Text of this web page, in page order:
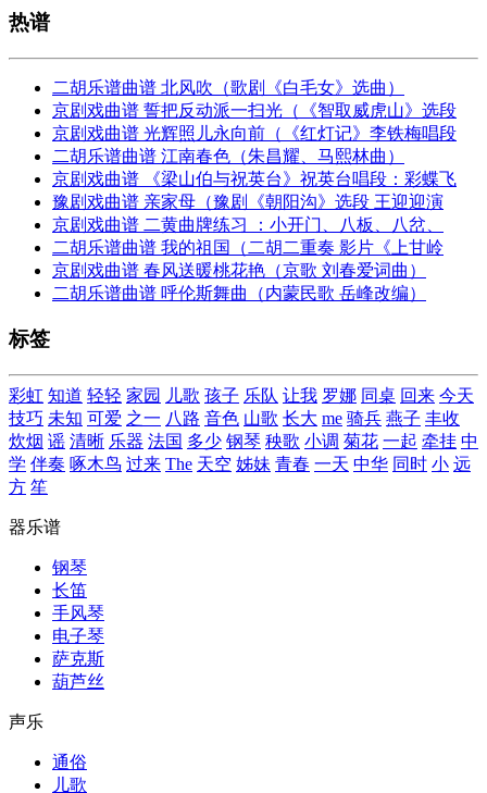
热谱
二胡乐谱曲谱 北风吹（歌剧《白毛女》选曲）
京剧戏曲谱 誓把反动派一扫光（《智取威虎山》选段
京剧戏曲谱 光辉照儿永向前（《红灯记》李铁梅唱段
二胡乐谱曲谱 江南春色（朱昌耀、马熙林曲）
京剧戏曲谱 《梁山伯与祝英台》祝英台唱段：彩蝶飞
豫剧戏曲谱 亲家母（豫剧《朝阳沟》选段 王迎迎演
京剧戏曲谱 二黄曲牌练习 ：小开门、八板、八岔、
二胡乐谱曲谱 我的祖国（二胡二重奏 影片《上甘岭
京剧戏曲谱 春风送暖桃花艳（京歌 刘春爱词曲）
二胡乐谱曲谱 呼伦斯舞曲（内蒙民歌 岳峰改编）
标签
彩虹 知道 轻轻 家园 儿歌 孩子 乐队 让我 罗娜 同桌 回来 今天
技巧 未知 可爱 之一 八路 音色 山歌 长大 me 骑兵 燕子 丰收
炊烟 谣 清晰 乐器 法国 多少 钢琴 秧歌 小调 菊花 一起 牵挂 中
学 伴奏 啄木鸟 过来 The 天空 姊妹 青春 一天 中华 同时 小 远
方 笙
器乐谱
钢琴
长笛
手风琴
电子琴
萨克斯
葫芦丝
声乐
通俗
儿歌